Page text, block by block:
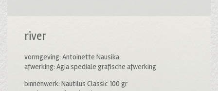
river
vormgeving: Antoinette Nausika
afwerking: Agia spediale grafische afwerking
binnenwerk: Nautilus Classic 100 gr